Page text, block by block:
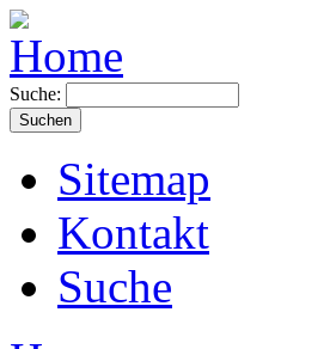
Suche:
Sitemap
Kontakt
Suche